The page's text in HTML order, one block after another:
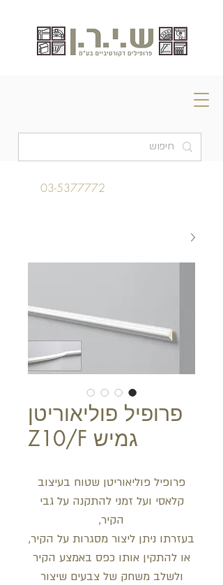
03-5377772
פרופיל פוליאוריטן
גמיש Z10/F
פרופיל פוליאוריטן שטוח בעיצוב
קלאסי ועל זמני להתקנה על גבי
הקיר,
בעזרתו ניתן ליצור מסגרות על הקיר,
או להתקין אותו כפס באמצע הקיר
ולשלב משחק של צבעים שיצור